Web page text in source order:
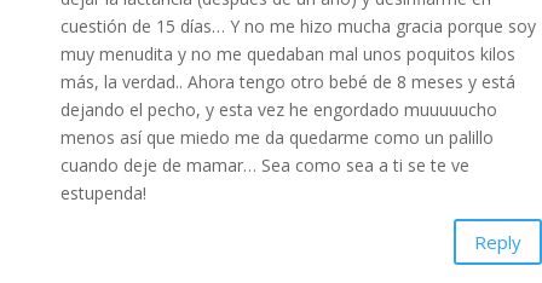
cuestión de 15 días… Y no me hizo mucha gracia porque soy
muy menudita y no me quedaban mal unos poquitos kilos
más, la verdad.. Ahora tengo otro bebé de 8 meses y está
dejando el pecho, y esta vez he engordado muuuuucho
menos así que miedo me da quedarme como un palillo
cuando deje de mamar… Sea como sea a ti se te ve
estupenda!
Reply